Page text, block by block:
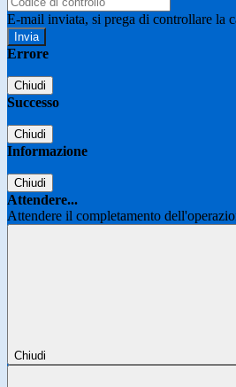
E-mail inviata, si prega di controllare la
Errore
Chiudi
Successo
Chiudi
Informazione
Chiudi
Attendere...
Attendere il completamento
Chiudi